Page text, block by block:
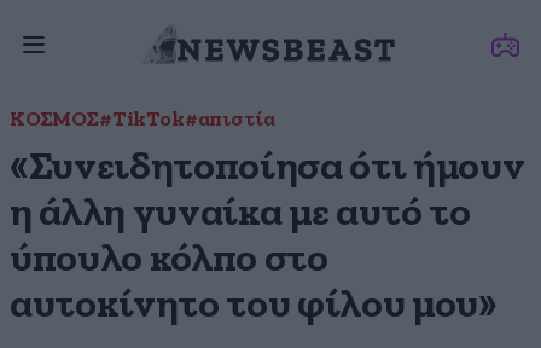
ΚΟΣΜΟΣ#TikTok#απιστία
«Συνειδητοποίησα ότι ήμουν
η άλλη γυναίκα με αυτό το
ύπουλο κόλπο στο
αυτοκίνητο του φίλου μου»